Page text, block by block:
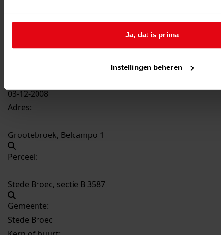
Ja, dat is prima
Instellingen beheren
389Oprichten van een woning met botenhuis, 2008
Datering:
Beschrijving:
Oprichten van een woning met botenhuis
03-12-2008
Adres:
Grootebroek, Belcampo 1
Perceel:
Stede Broec, sectie B 3587
Gemeente:
Stede Broec